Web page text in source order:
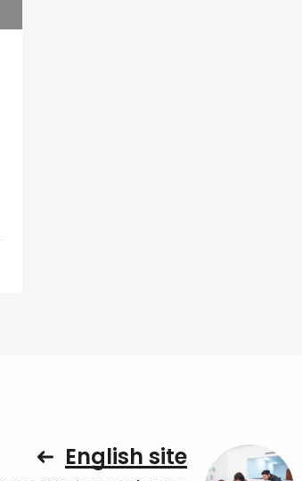
English site